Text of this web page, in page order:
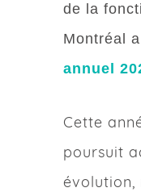
de la
Montréal
annuel
Cette
poursuit
évolution,